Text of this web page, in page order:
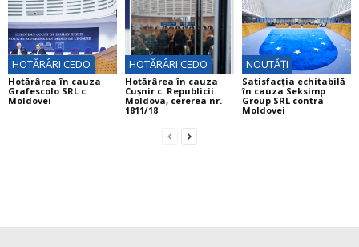
HOTĂRÂRI CEDO
Hotărârea în cauza
Grafescolo SRL c.
Moldovei
HOTĂRÂRI CEDO
Hotărârea în cauza
Cuşnir c. Republicii
Moldova, cererea nr.
1811/18
NOUTĂȚI
Satisfacția echitabilă
în cauza Seksimp
Group SRL contra
Moldovei